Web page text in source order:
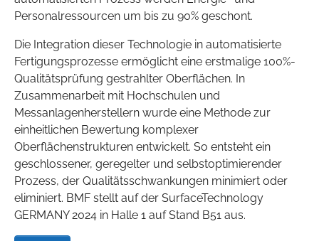
Personalressourcen um bis zu 90% geschont.
Die Integration dieser Technologie in automatisierte
Fertigungsprozesse ermöglicht eine erstmalige 100%-
Qualitätsprüfung gestrahlter Oberflächen. In
Zusammenarbeit mit Hochschulen und
Messanlagenherstellern wurde eine Methode zur
einheitlichen Bewertung komplexer
Oberflächenstrukturen entwickelt. So entsteht ein
geschlossener, geregelter und selbstoptimierender
Prozess, der Qualitätsschwankungen minimiert oder
eliminiert. BMF stellt auf der SurfaceTechnology
GERMANY 2024 in Halle 1 auf Stand B51 aus.